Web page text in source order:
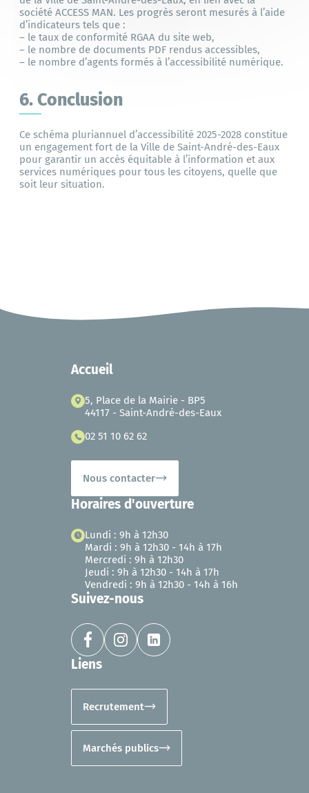
société ACCESS MAN. Les progrès seront mesurés à l’aide
d’indicateurs tels que :
– le taux de conformité RGAA du site web,
– le nombre de documents PDF rendus accessibles,
– le nombre d’agents formés à l’accessibilité numérique.
6. Conclusion
Ce schéma pluriannuel d’accessibilité 2025-2028 constitue
un engagement fort de la Ville de Saint-André-des-Eaux
pour garantir un accès équitable à l’information et aux
services numériques pour tous les citoyens, quelle que
soit leur situation.
Accueil
5, Place de la Mairie - BP5
44117 - Saint-André-des-Eaux
02 51 10 62 62
Nous contacter
Horaires d'ouverture
Lundi : 9h à 12h30
Mardi : 9h à 12h30 - 14h à 17h
Mercredi : 9h à 12h30
Jeudi : 9h à 12h30 - 14h à 17h
Vendredi : 9h à 12h30 - 14h à 16h
Suivez-nous
Liens
Recrutement
Marchés publics